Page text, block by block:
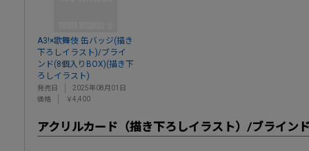
A3!×歌舞伎 缶バッジ(描き
下ろしイラスト)/ブライ
ンド(8個入りBOX)(描き下
ろしイラスト)
発売日
2025年08月01日
価格
￥4,400
アクリルカード（描き下ろしイラスト）/ブライン